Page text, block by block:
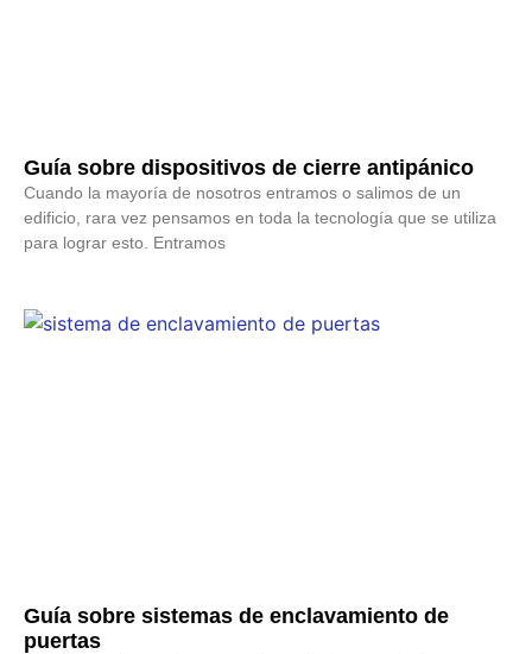
Guía sobre dispositivos de cierre antipánico
Cuando la mayoría de nosotros entramos o salimos de un
edificio, rara vez pensamos en toda la tecnología que se utiliza
para lograr esto. Entramos
Guía sobre sistemas de enclavamiento de
puertas